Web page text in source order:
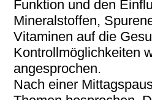
Funktion und den
Mineralstoffen,
Vitaminen auf die
Kontrollmöglichkeiten
angesprochen.
Nach einer